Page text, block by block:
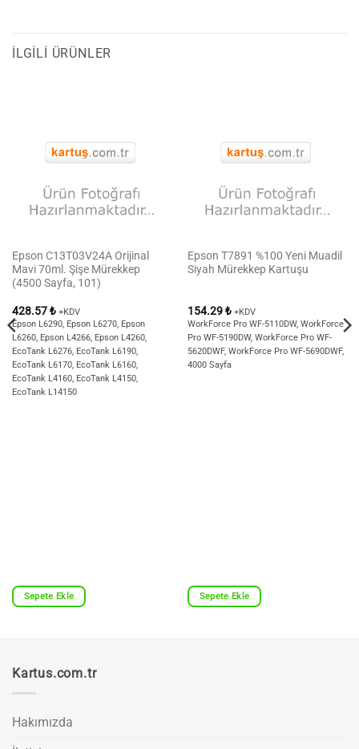
İLGILI ÜRÜNLER
Epson C13T03V24A Orijinal
Mavi 70ml. Şişe Mürekkep
(4500 Sayfa, 101)
428.57₺ +KDV
Epson L6290, Epson L6270, Epson
L6260, Epson L4266, Epson L4260,
EcoTank L6276, EcoTank L6190,
EcoTank L6170, EcoTank L6160,
EcoTank L4160, EcoTank L4150,
EcoTank L14150
Sepete Ekle
Epson T7891 %100 Yeni Muadil
Siyah Mürekkep Kartuşu
154.29₺ +KDV
WorkForce Pro WF-5110DW, WorkForce
Pro WF-5190DW, WorkForce Pro WF-
5620DWF, WorkForce Pro WF-5690DWF,
4000 Sayfa
Sepete Ekle
Kartus.com.tr
Hakımızda